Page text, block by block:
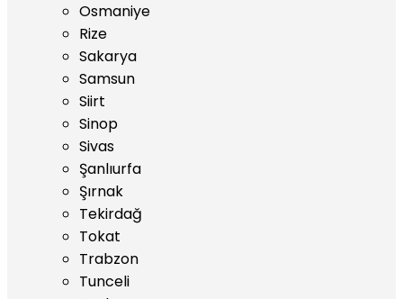
Osmaniye
Rize
Sakarya
Samsun
Siirt
Sinop
Sivas
Şanlıurfa
Şırnak
Tekirdağ
Tokat
Trabzon
Tunceli